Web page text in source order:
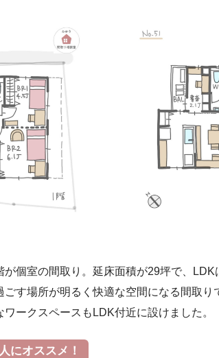
が個室の間取り。延床面積が29坪で、LDK
す場所が明るく快適な空間になる間取り
ークスペースもLDK付近に設けました。
にオススメ！